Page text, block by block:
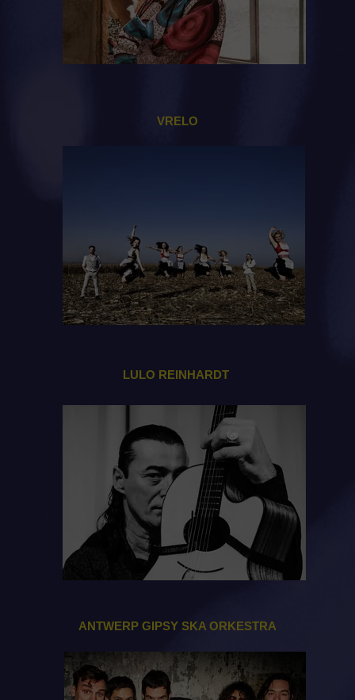
LULO REINHARDT
VRELO
ANTWERP GIPSY SKA ORKESTRA